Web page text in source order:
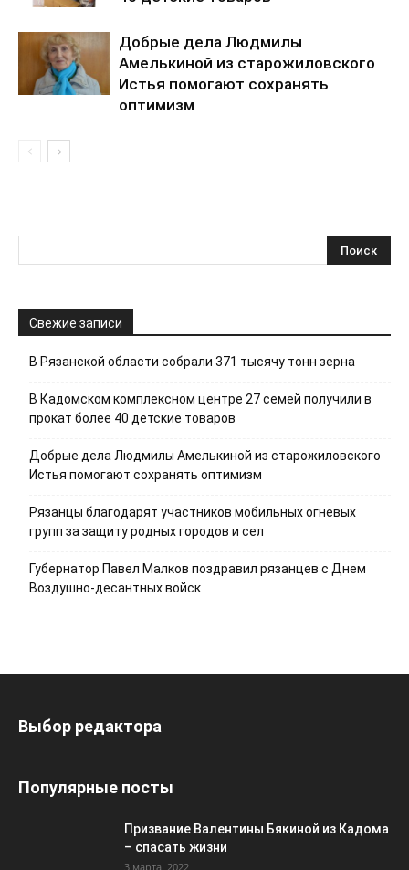
Добрые дела Людмилы
Амелькиной из старожиловского
Истья помогают сохранять
оптимизм
Свежие записи
В Рязанской области собрали 371 тысячу тонн зерна
В Кадомском комплексном центре 27 семей получили в
прокат более 40 детские товаров
Добрые дела Людмилы Амелькиной из старожиловского
Истья помогают сохранять оптимизм
Рязанцы благодарят участников мобильных огневых
групп за защиту родных городов и сел
Губернатор Павел Малков поздравил рязанцев с Днем
Воздушно-десантных войск
Выбор редактора
Популярные посты
Призвание Валентины Бякиной из Кадома
– спасать жизни
3 марта, 2022